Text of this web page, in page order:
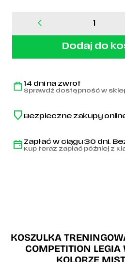
Koszulka
treningowa
Legia
Warszawa
Dodaj do
14 dni na zwrot
Sprawdź dostępność w
Bezpieczne zakupy
Zapłać w ciągu 30 dni.
Kup teraz zapłać później z
KOSZULKA
COMPETITION